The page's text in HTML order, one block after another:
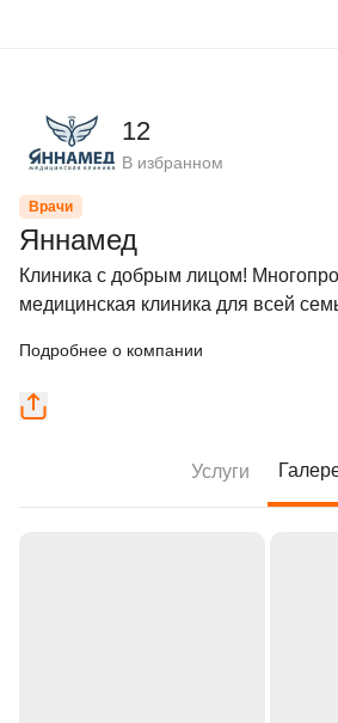
12
В избранном
Врачи
Яннамед
Клиника с добрым лицом!
медицинская клиника для всей
Подробнее о компании
Услуги